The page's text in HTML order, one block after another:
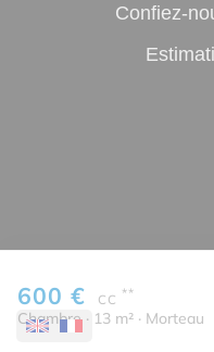
600 € CC **
Chambre · 13 m² · Morteau
Confiez-
Legal notice